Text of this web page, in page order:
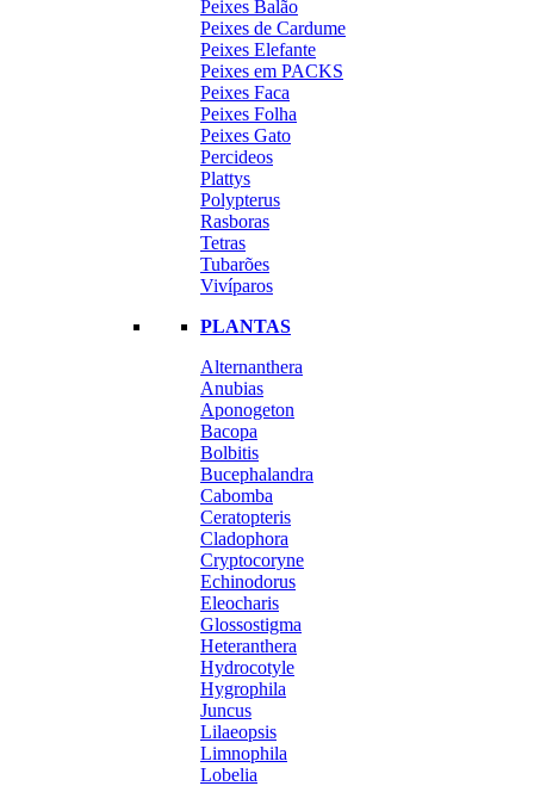
Peixes Balão
Peixes de Cardume
Peixes Elefante
Peixes em PACKS
Peixes Faca
Peixes Folha
Peixes Gato
Percideos
Plattys
Polypterus
Rasboras
Tetras
Tubarões
Vivíparos
PLANTAS
Alternanthera
Anubias
Aponogeton
Bacopa
Bolbitis
Bucephalandra
Cabomba
Ceratopteris
Cladophora
Cryptocoryne
Echinodorus
Eleocharis
Glossostigma
Heteranthera
Hydrocotyle
Hygrophila
Juncus
Lilaeopsis
Limnophila
Lobelia